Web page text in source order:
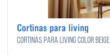
Cortinas para living
Cortinas para living color beige